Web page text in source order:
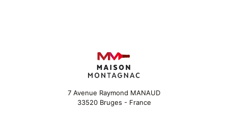
sur
la
page
produit
7 Avenue Raymond MANAUD
33520 Bruges - France